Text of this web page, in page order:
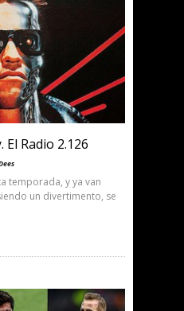
Radio 2.126
temporada, y ya van
un divertimento, se